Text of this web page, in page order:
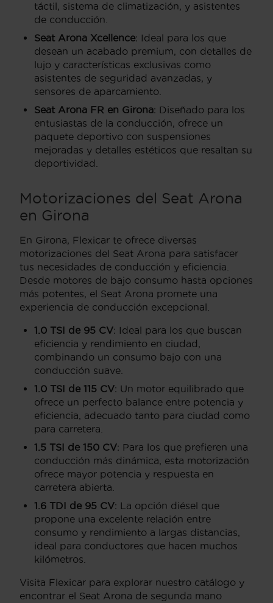
táctil, sistema de climatización, y asistentes
de conducción.
Seat Arona Xcellence: Ideal para los que
desean un acabado premium, con detalles de
lujo y características exclusivas como
asistentes de seguridad avanzadas, y
sensores de aparcamiento.
Seat Arona FR en Girona: Diseñado para los
entusiastas de la conducción, ofrece un
paquete deportivo con suspensiones
mejoradas y detalles estéticos que resaltan su
deportividad.
Motorizaciones del Seat Arona
en Girona
En Girona, Flexicar te ofrece diversas
motorizaciones del Seat Arona para satisfacer
tus necesidades de conducción y eficiencia.
Desde motores de bajo consumo hasta opciones
más potentes, el Seat Arona promete una
experiencia de conducción excepcional.
1.0 TSI de 95 CV: Ideal para los que buscan
eficiencia y rendimiento en ciudad,
combinando un consumo bajo con una
conducción suave.
1.0 TSI de 115 CV: Un motor equilibrado que
ofrece un perfecto balance entre potencia y
eficiencia, adecuado tanto para ciudad como
para carretera.
1.5 TSI de 150 CV: Para los que prefieren una
conducción más dinámica, esta motorización
ofrece mayor potencia y respuesta en
carretera abierta.
1.6 TDI de 95 CV: La opción diésel que
propone una excelente relación entre
consumo y rendimiento a largas distancias,
ideal para conductores que hacen muchos
kilómetros.
Visita Flexicar para explorar nuestro catálogo y
encontrar el Seat Arona de segunda mano